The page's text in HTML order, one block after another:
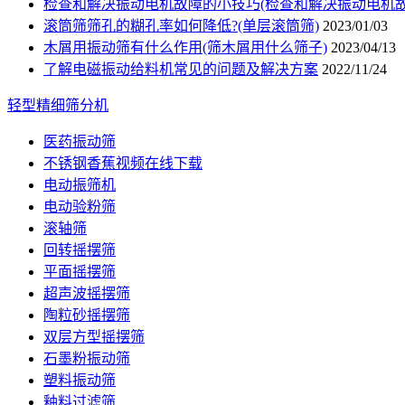
检查和解决振动电机故障的小技巧(检查和解决振动电机
滚筒筛筛孔的糊孔率如何降低?(单层滚筒筛) 2023/01/03
木屑用振动筛有什么作用(筛木屑用什么筛子) 2023/04/13
了解电磁振动给料机常见的问题及解决方案 2022/11/24
轻型精细筛分机
医药振动筛
不锈钢香蕉视频在线下载
电动振筛机
电动验粉筛
滚轴筛
回转摇摆筛
平面摇摆筛
超声波摇摆筛
陶粒砂摇摆筛
双层方型摇摆筛
石墨粉振动筛
塑料振动筛
釉料过滤筛